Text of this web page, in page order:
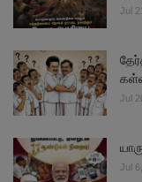
Jul
Jul
Jul